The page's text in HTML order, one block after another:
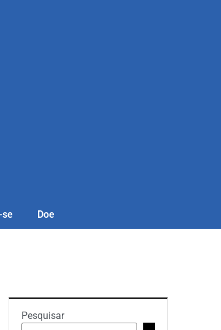
se Doe
Pesquisar